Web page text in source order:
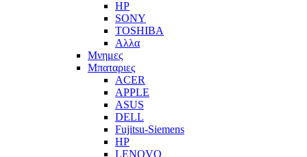
HP
SONY
TOSHIBA
Αλλα
Μνημες
Μπαταριες
ACER
APPLE
ASUS
DELL
Fujitsu-Siemens
HP
LENOVO